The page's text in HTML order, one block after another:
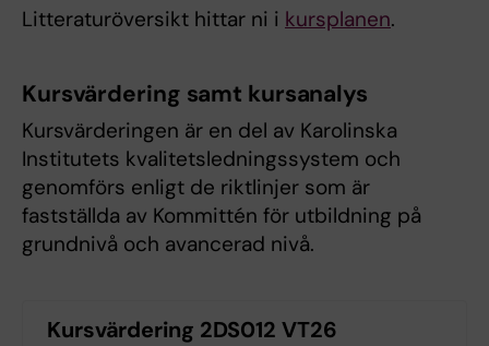
Litteraturöversikt hittar ni i kursplanen.
Kursvärdering samt kursanalys
Kursvärderingen är en del av Karolinska
Institutets kvalitetsledningssystem och
genomförs enligt de riktlinjer som är
fastställda av Kommittén för utbildning på
grundnivå och avancerad nivå.
Kursvärdering 2DS012 VT26